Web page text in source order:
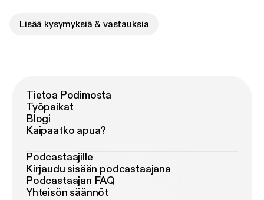
Lisää kysymyksiä & vastauksia
Tietoa Podimosta
Työpaikat
Blogi
Kaipaatko apua?
Podcastaajille
Kirjaudu sisään podcastaajana
Podcastaajan FAQ
Yhteisön säännöt